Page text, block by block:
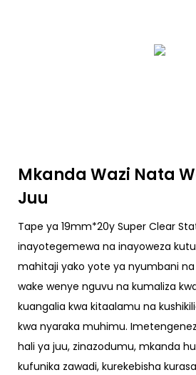
Mkanda Wazi Nata
Juu
Tape ya 19mm*20y Super Clear
inayotegemewa na inayoweza
mahitaji yako yote ya nyumbani na
wake wenye nguvu na kumaliza
kuangalia kwa kitaalamu na
kwa nyaraka muhimu.
hali ya juu, zinazodumu, mkanda
kufunika zawadi, kurekebisha